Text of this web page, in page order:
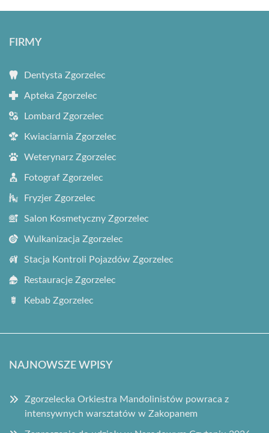
FIRMY
Dentysta Zgorzelec
Apteka Zgorzelec
Lombard Zgorzelec
Kwiaciarnia Zgorzelec
Weterynarz Zgorzelec
Fotograf Zgorzelec
Fryzjer Zgorzelec
Salon Kosmetyczny Zgorzelec
Wulkanizacja Zgorzelec
Stacja Kontroli Pojazdów Zgorzelec
Restauracje Zgorzelec
Kebab Zgorzelec
NAJNOWSZE WPISY
Zgorzelecka Orkiestra Mandolinistów powraca z
intensywnych warsztatów w Zakopanem